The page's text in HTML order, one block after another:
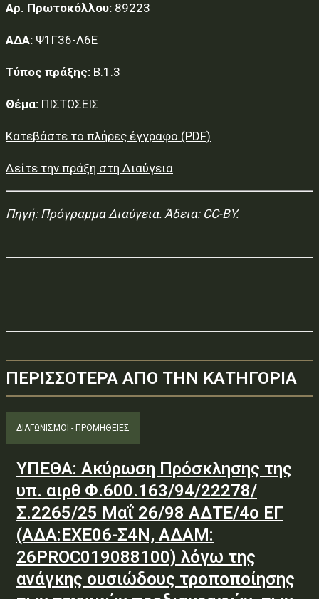
Αρ. Πρωτοκόλλου: 89223
ΑΔΑ: Ψ1Γ36-Λ6Ε
Τύπος πράξης: Β.1.3
Θέμα: ΠΙΣΤΩΣΕΙΣ
Κατεβάστε το πλήρες έγγραφο (PDF)
Δείτε την πράξη στη Διαύγεια
Πηγή: Πρόγραμμα Διαύγεια. Άδεια: CC-BY.
ΠΕΡΙΣΣΟΤΕΡΑ ΑΠΟ ΤΗΝ ΚΑΤΗΓΟΡΙΑ
ΔΙΑΓΩΝΙΣΜΟΊ - ΠΡΟΜΉΘΕΙΕΣ
ΥΠΕΘΑ: Ακύρωση Πρόσκλησης της
υπ. αιρθ Φ.600.163/94/22278/
Σ.2265/25 Μαΐ 26/98 ΑΔΤΕ/4ο ΕΓ
(ΑΔΑ:ΕΧΕ06-Σ4Ν, ΑΔΑΜ:
26PROC019088100) λόγω της
ανάγκης ουσιώδους τροποποίησης